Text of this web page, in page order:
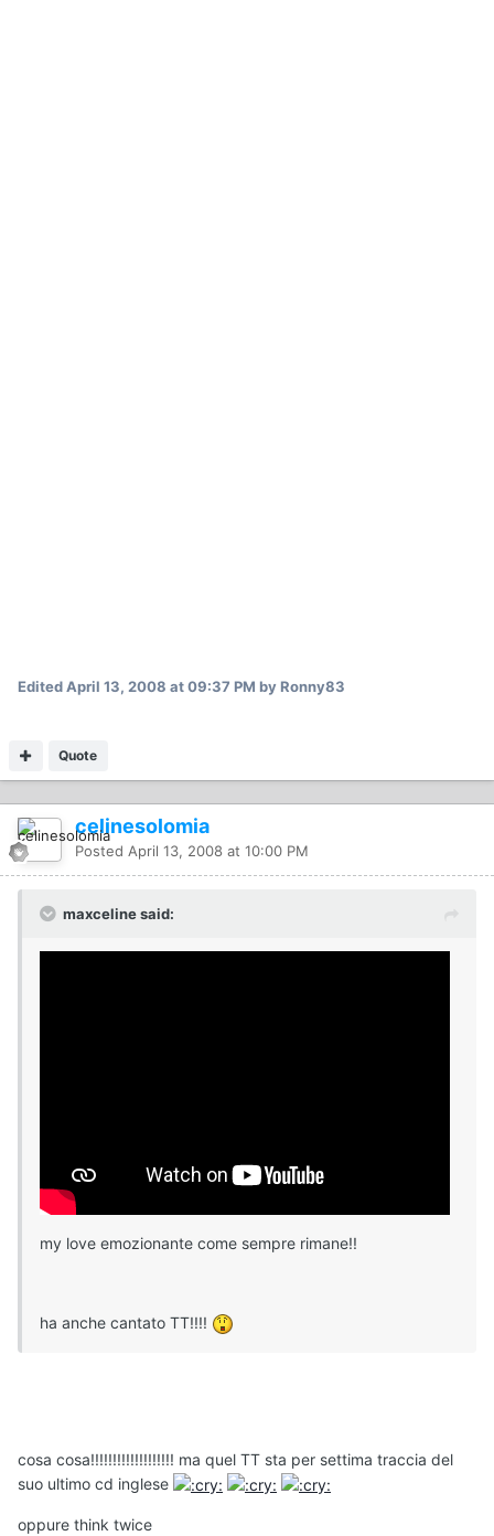
EditedApril 13, 2008 at 09:37 PM by Ronny83
Quote
celinesolomia
Posted April 13, 2008 at 10:00 PM
maxceline said:
my love emozionante come sempre rimane!!
ha anche cantato TT!!!!
cosa cosa!!!!!!!!!!!!!!!!!!! ma quel TT sta per settima traccia del
suo ultimo cd inglese
oppure think twice